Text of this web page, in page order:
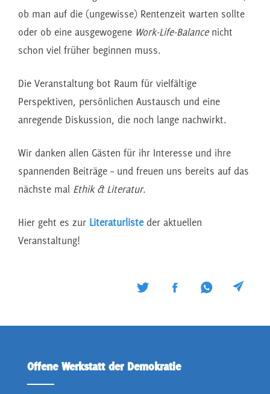
ob man auf die (ungewisse) Rentenzeit warten sollte
oder ob eine ausgewogene Work-Life-Balancenicht
schon viel früher beginnen muss.
Die Veranstaltung bot Raum für vielfältige
Perspektiven, persönlichen Austausch und eine
anregende Diskussion, die noch lange nachwirkt.
Wir danken allen Gästen für ihr Interesse und ihre
spannenden Beiträge – und freuen uns bereits auf das
nächste mal Ethik & Literatur.
Hier geht es zur Literaturliste der aktuellen
Veranstaltung!
Offene Werkstatt der Demokratie